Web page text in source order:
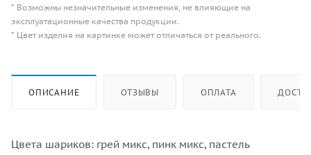
* Возможны незначительные изменения, не влияющие на
эксплуатационные качества продукции.
* Цвет изделия на картинке может отличаться от реального.
ОПИСАНИЕ ОТЗЫВЫ ОПЛАТА
Цвета шариков: грей микс, пинк микс, пастель